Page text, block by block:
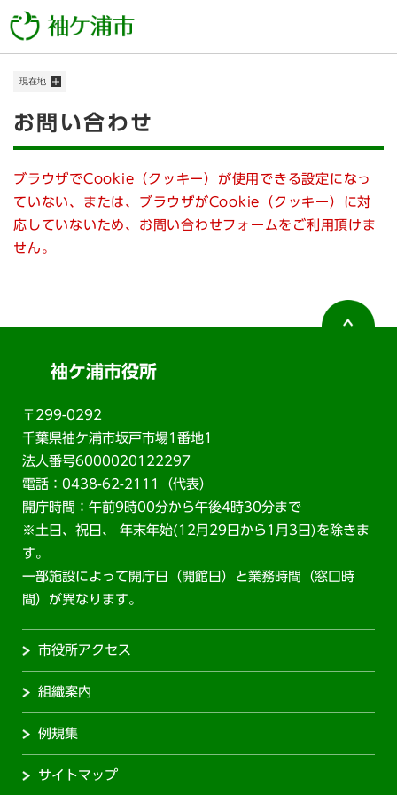
ー
メニューを飛ばして本文へ
現在地
本
お問い合わせ
ブラウザでCookie（クッキー）が使用できる設定になっ
ていない、または、ブラウザがCookie（クッキー）に対
応していないため、お問い合わせフォームをご利用頂けま
せん。
袖ケ浦市役所
〒299-0292
千葉県袖ケ浦市坂戸市場1番地1
法人番号6000020122297
電話：0438-62-2111（代表）
開庁時間：午前9時00分から午後4時30分まで
※土日、祝日、 年末年始(12月29日から1月3日)を除きま
す。
一部施設によって開庁日（開館日）と業務時間（窓口時
間）が異なります。
市役所アクセス
組織案内
例規集
サイトマップ